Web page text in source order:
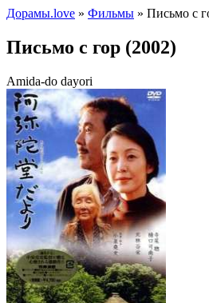
Дорамы.love » Фильмы » Письмо с
Письмо с гор (2002)
Amida-do dayori